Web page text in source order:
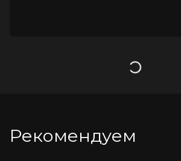
Загрузка
Рекомендуем